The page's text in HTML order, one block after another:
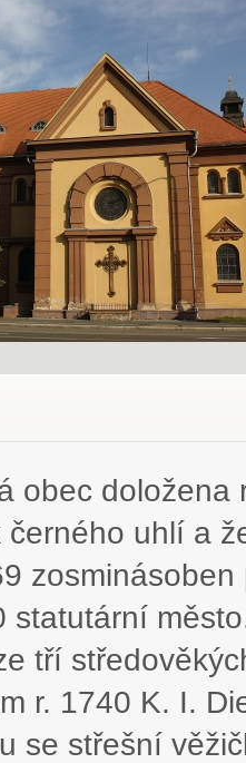
obec
uhlí a
statutární
tří
r. 1740 K. I.
se střešní